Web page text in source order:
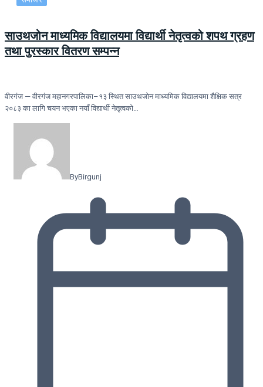
साउथजोन माध्यमिक विद्यालयमा विद्यार्थी नेतृत्वको शपथ ग्रहण
तथा पुरस्कार वितरण सम्पन्न
वीरगंज — वीरगंज महानगरपालिका–१३ स्थित साउथजोन माध्यमिक विद्यालयमा शैक्षिक सत्र
२०८३ का लागि चयन भएका नयाँ विद्यार्थी नेतृत्वको…
ByBirgunj